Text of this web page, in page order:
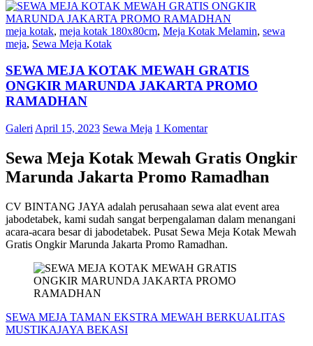
meja kotak, meja kotak 180x80cm, Meja Kotak Melamin, sewa
meja, Sewa Meja Kotak
SEWA MEJA KOTAK MEWAH GRATIS
ONGKIR MARUNDA JAKARTA PROMO
RAMADHAN
Galeri April 15, 2023 Sewa Meja 1 Komentar
Sewa Meja Kotak Mewah Gratis Ongkir
Marunda Jakarta Promo Ramadhan
CV BINTANG JAYA adalah perusahaan sewa alat event area
jabodetabek, kami sudah sangat berpengalaman dalam menangani
acara-acara besar di jabodetabek. Pusat Sewa Meja Kotak Mewah
Gratis Ongkir Marunda Jakarta Promo Ramadhan.
SEWA MEJA TAMAN EKSTRA MEWAH BERKUALITAS
MUSTIKAJAYA BEKASI